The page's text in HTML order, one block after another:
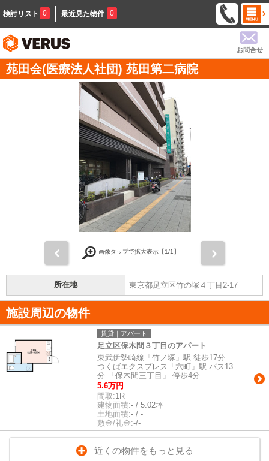
検討リスト 0 最近見た物件 0
お問合せ
苑田会(医療法人社団) 苑田第二病院
画像タップで拡大表示【1/1】
所在地 東京都足立区竹の塚４丁目2-17
施設周辺の物件
賃貸｜アパート
足立区保木間３丁目のアパート
東武伊勢崎線「竹ノ塚」駅 徒歩17分
つくばエクスプレス「六町」駅 バス13
分 「保木間三丁目」 停歩4分
5.6万円
間取:1R
建物面積:- / 5.02坪
土地面積:- / -
敷金/礼金:-/-
近くの物件をもっと見る